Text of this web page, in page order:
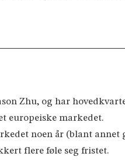
Zhu, og har
europeiske markedet.
noen år (blant
flere føle seg fristet.